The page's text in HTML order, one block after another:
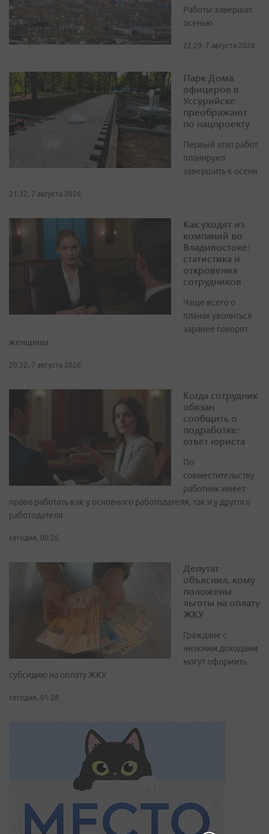
Работы завершат
осенью
22:29, 7 августа 2026
Парк Дома
офицеров в
Уссурийске
преображают
по нацпроекту
Первый этап работ
планируют
завершить к осени
21:32, 7 августа 2026
Как уходят из
компаний во
Владивостоке:
статистика и
откровения
сотрудников
Чаще всего о
планах уволиться
заранее говорят
женщины
20:32, 7 августа 2026
Когда сотрудник
обязан
сообщить о
подработке:
ответ юриста
По
совместительству
работник имеет
право работать как у основного работодателя, так и у другого
работодателя
сегодня, 00:26
Депутат
объяснил, кому
положены
льготы на оплату
ЖКУ
Граждане с
низкими доходами
могут оформить
субсидию на оплату ЖКУ
сегодня, 01:28